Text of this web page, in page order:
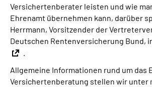
Versichertenberater leisten und wie
Ehrenamt übernehmen kann, darüber
Herrmann, Vorsitzender der
Deutschen Rentenversicherung Bund,
Allgemeine Informationen rund um das
Versichertenberatung stellen wir unter